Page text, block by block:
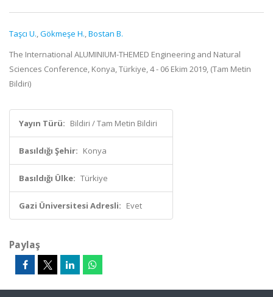
Taşcı U.,Gökmeşe H.,Bostan B.
The International ALUMINIUM-THEMED Engineering and Natural
Sciences Conference, Konya, Türkiye, 4 - 06 Ekim 2019, (Tam Metin
Bildiri)
Yayın Türü: Bildiri / Tam Metin Bildiri
Basıldığı Şehir: Konya
Basıldığı Ülke: Türkiye
Gazi Üniversitesi Adresli: Evet
Paylaş